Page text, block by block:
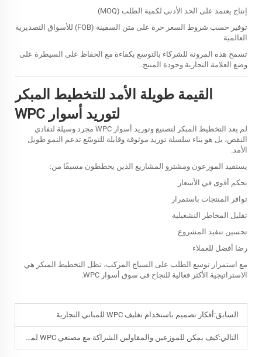
إنتاج يعتمد على الحد الأدنى لكمية الطلب (MOQ)
توفير حسب شروط السعر حرة على متن السفينة (FOB) للأسواق التصديرية
العالمية
تسمح هذه المرونة للشركاء بالتوسع بكفاءة مع الحفاظ على السيطرة على
وضع العلامة التجارية وجودة المنتج.
القيمة طويلة الأمد للتخطيط المبكر
لتوريد أسوار WPC
لم يعد التخطيط المبكر لتصنيع وتوريد أسوار WPC مجرد وسيلة لتفادي
النقص، بل هو بناء سلسلة توريد موثوقة وقابلة للتوسّع تدعم النمو طويل
الأمد.
يستفيد الموزعون ومشترو المشاريع الذين يخططون مسبقًا من:
تحكم أقوى في الأسعار
توافر المنتجات باستمرار
تقليل المخاطر التشغيلية
تحسين تنفيذ المشروع
رضا أفضل للعملاء
مع استمرار توسع الطلب على السياج المركب، تظل التخطيط المبكر هي
الاستراتيجية الأكثر فعالية للنجاح في سوق أسوار WPC.
السابق: أفكار تصميم باستخدام تغليف WPC للمباني التجارية
التالي:كيف يمكن للموزعين والمقاولين الشراكة مع مصنعي WPC لمشاريع 2026؟